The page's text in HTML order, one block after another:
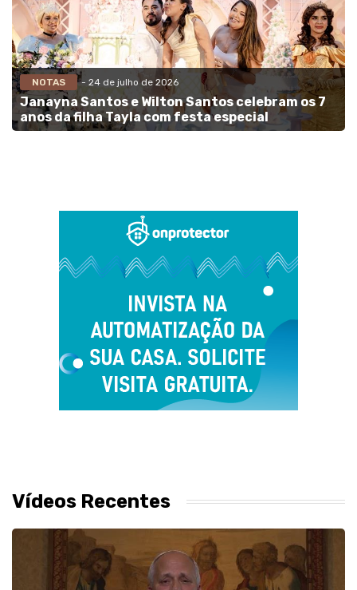
NOTAS - 24 de julho de 2026
Janayna Santos e Wilton Santos celebram os 7
anos da filha Tayla com festa especial
Vídeos Recentes